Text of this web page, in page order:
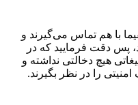
با هم تماس می‌گیرند و
پس دقت فرمایید که در
هیچ دخالتی نداشته و
را در نظر بگیرند.